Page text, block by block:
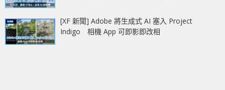
[XF 新聞] Adobe 將生成式 AI 塞入 Project
Indigo 相機 App 可即影即改相